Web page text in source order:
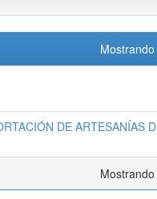
DE ARTESANÍAS